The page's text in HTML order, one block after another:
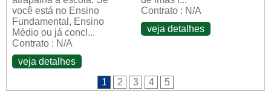
você está no Ensino
Fundamental, Ensino
Médio ou já concl...
Contrato : N/A
veja detalhes
Contrato : N/A
veja detalhes
1 2 3 4 5